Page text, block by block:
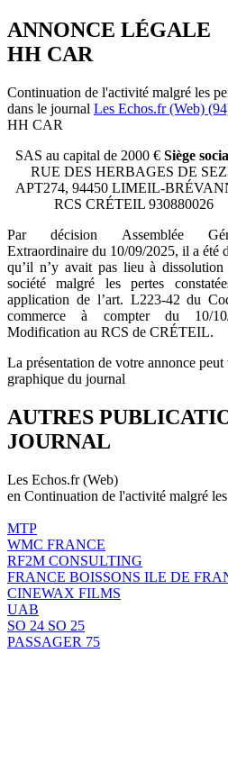
ANNONCE LÉGALE
HH CAR
Continuation de l'activité malgré les
dans le journal Les Echos.fr (Web)
HH CAR
SAS au capital de 2000 € Siège
RUE DES HERBAGES DE
APT274, 94450 LIMEIL-
RCS CRÉTEIL 930880026
Par décision Assemblée
Extraordinaire du 10/09/2025, il a été
qu’il n’y avait pas lieu à
société malgré les pertes
application de l’art. L223-42 du
commerce à compter du 10/10/
Modification au RCS de CRÉTEIL.
La présentation de votre annonce
graphique du journal
AUTRES
JOURNAL
Les Echos.fr (Web)
en Continuation de l'activité malgré
MTP
WMC FRANCE
RF2M CONSULTING
FRANCE BOISSONS ILE DE
CINEWAX FILMS
UAB
SO 24 SO 25
PASSAGER 75